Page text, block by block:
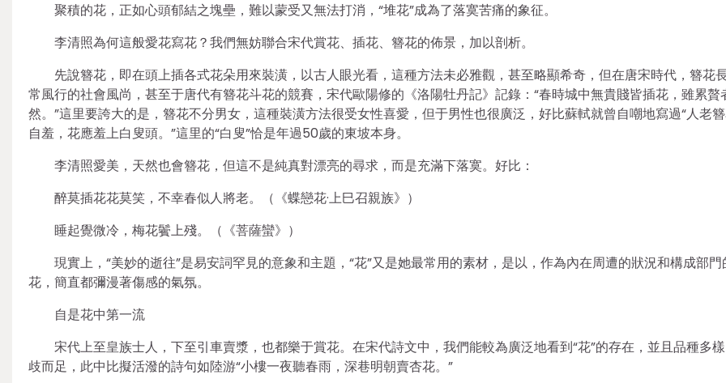
聚積的花，正如心頭郁結之塊壘，難以蒙受又無法打消，“堆花”成為了落寞苦痛的象征。
李清照為何這般愛花寫花？我們無妨聯合宋代賞花、插花、簪花的佈景，加以剖析。
先說簪花，即在頭上插各式花朵用來裝潢，以古人眼光看，這種方法未必雅觀，甚至略顯希奇，但在唐宋時代，簪花
常風行的社會風尚，甚至于唐代有簪花斗花的競賽，宋代歐陽修的《洛陽牡丹記》記錄：“春時城中無貴賤皆插花，雖累贅
然。”這里要誇大的是，簪花不分男女，這種裝潢方法很受女性喜愛，但于男性也很廣泛，好比蘇軾就曾自嘲地寫過“人老
自羞，花應羞上白叟頭。”這里的“白叟”恰是年過50歲的東坡本身。
李清照愛美，天然也會簪花，但這不是純真對漂亮的尋求，而是充滿下落寞。好比：
醉莫插花花莫笑，不幸春似人將老。（《蝶戀花·上巳召親族》）
睡起覺微冷，梅花鬢上殘。（《菩薩蠻》）
現實上，“美妙的逝往”是易安詞罕見的意象和主題，“花”又是她最常用的素材，是以，作為內在周遭的狀況和構成部門
花，簡直都彌漫著傷感的氣氛。
自是花中第一流
宋代上至皇族士人，下至引車賣漿，也都樂于賞花。在宋代詩文中，我們能較為廣泛地看到“花”的存在，並且品種多
歧而足，此中比擬活潑的詩句如陸游“小樓一夜聽春雨，深巷明朝賣杏花。”